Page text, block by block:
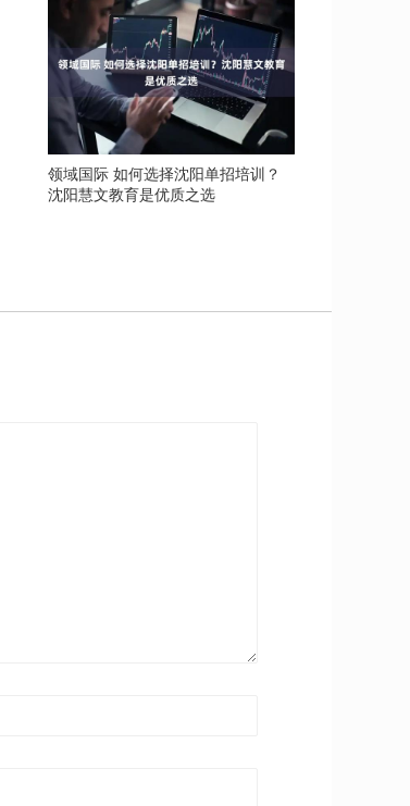
领域国际 如何选择沈阳单招培训？
沈阳慧文教育是优质之选